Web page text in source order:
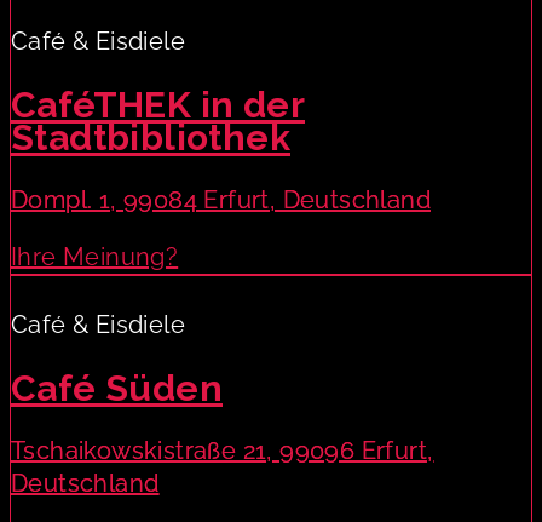
Café & Eisdiele
CaféTHEK in der
Stadtbibliothek
Dompl. 1, 99084 Erfurt, Deutschland
Ihre Meinung?
Café & Eisdiele
Café Süden
Tschaikowskistraße 21, 99096 Erfurt,
Deutschland